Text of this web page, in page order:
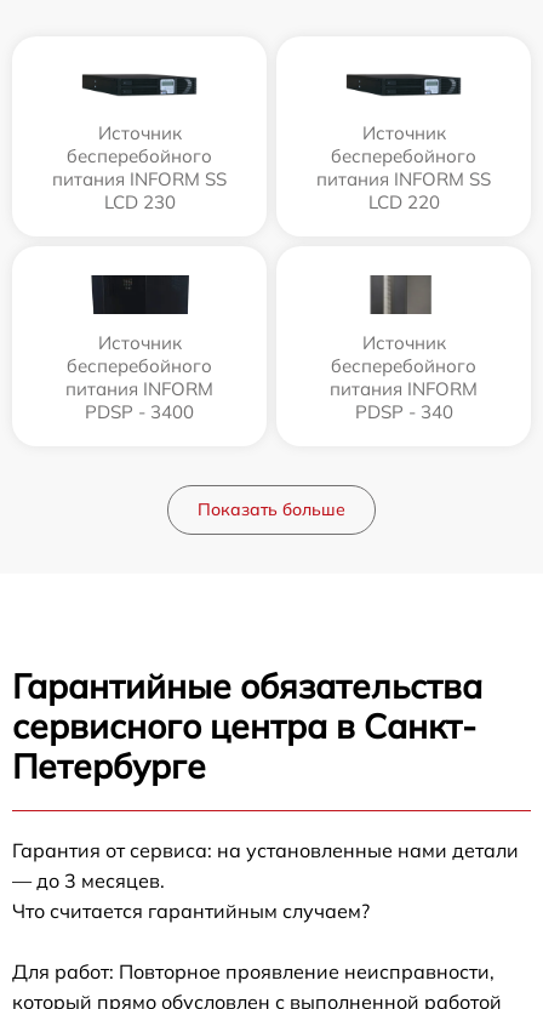
Источник
бесперебойного
питания INFORM SS
LCD 230
Источник
бесперебойного
питания INFORM SS
LCD 220
Источник
бесперебойного
питания INFORM
PDSP - 3400
Источник
бесперебойного
питания INFORM
PDSP - 340
Показать больше
Гарантийные обязательства
сервисного центра в Санкт-
Петербурге
Гарантия от сервиса: на установленные нами детали
— до 3 месяцев.
Что считается гарантийным случаем?
Для работ: Повторное проявление неисправности,
который прямо обусловлен с выполненной работой